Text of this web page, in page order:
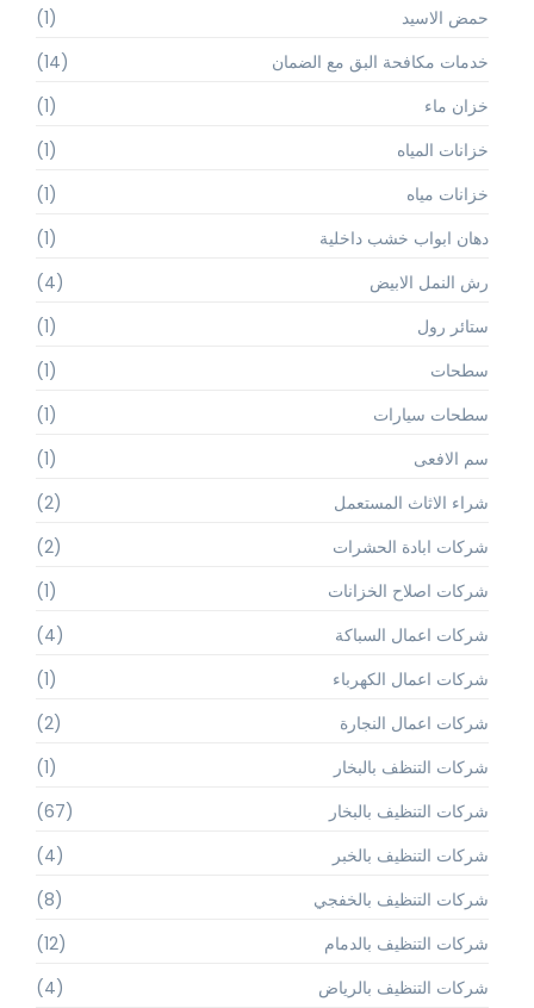
حمض الاسيد
(1)
خدمات مكافحة البق مع الضمان
(14)
خزان ماء
(1)
خزانات المياه
(1)
خزانات مياه
(1)
دهان ابواب خشب داخلية
(1)
رش النمل الابيض
(4)
ستائر رول
(1)
سطحات
(1)
سطحات سيارات
(1)
سم الافعى
(1)
شراء الاثاث المستعمل
(2)
شركات ابادة الحشرات
(2)
شركات اصلاح الخزانات
(1)
شركات اعمال السباكة
(4)
شركات اعمال الكهرباء
(1)
شركات اعمال النجارة
(2)
شركات التنظف بالبخار
(1)
شركات التنظيف بالبخار
(67)
شركات التنظيف بالخبر
(4)
شركات التنظيف بالخفجي
(8)
شركات التنظيف بالدمام
(12)
شركات التنظيف بالرياض
(4)